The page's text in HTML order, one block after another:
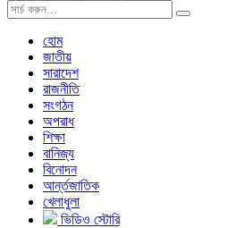
হোম
জাতীয়
সারাদেশ
রাজনীতি
সংগঠন
অপরাধ
শিক্ষা
বানিজ্য
বিনোদন
আর্ন্তজাতিক
খেলাধুলা
ভিডিও স্টোরি